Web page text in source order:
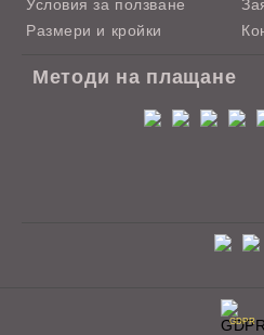
Условия за ползване
Размери и кройки
Методи на плащане
GDPR